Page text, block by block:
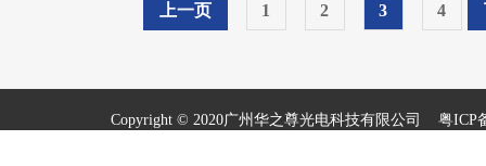
上一页 1 2 3 4
Copyright © 2020广州华之尊光电科技有限公司 粤ICP